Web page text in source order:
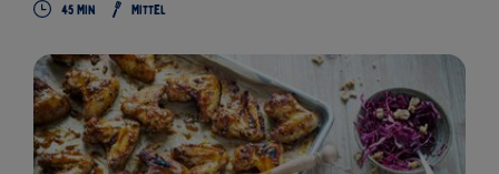
45Min Mittel